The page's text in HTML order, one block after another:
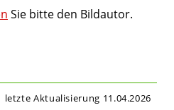
Sie bitte den Bildautor.
letzte Aktualisierung 11.04.2026